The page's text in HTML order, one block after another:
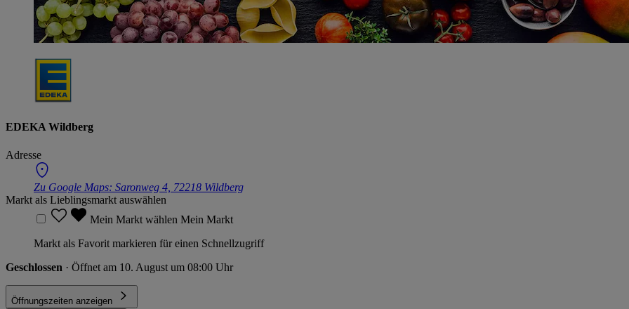
EDEKA Wildberg
Adresse
Zu Google Maps: Saronweg 4, 72218 Wildberg
Markt als Lieblingsmarkt auswählen
Mein Markt wählen Mein Markt
Markt als Favorit markieren für einen Schnellzugriff
Geschlossen · Öffnet am 10. August um 08:00 Uhr
Öffnungszeiten anzeigen